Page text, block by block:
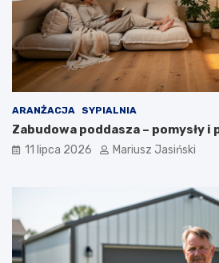
ARANŻACJA SYPIALNIA
Zabudowa poddasza – pomysły
11 lipca 2026 Mariusz Jasiński